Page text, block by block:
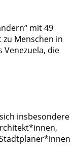
mit 49
Menschen in
Venezuela, die
insbesondere